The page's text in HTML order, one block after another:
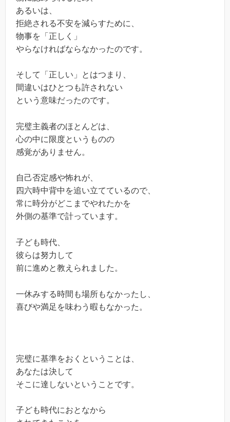
あるいは、
拒絶される不安を減らすために、
物事を「正しく」
やらなければならなかったのです。
そして「正しい」とはつまり、
間違いはひとつも許されない
という意味だったのです。
完璧主義者のほとんどは、
心の中に限度というものの
感覚がありません。
自己否定感や怖れが、
四六時中背中を追い立てているので、
常に時分がどこまでやれたかを
外側の基準で計っています。
子ども時代、
彼らは努力して
前に進めと教えられました。
一休みする時間も場所もなかったし、
喜びや満足を味わう暇もなかった。
完璧に基準をおくということは、
あなたは決して
そこに達しないということです。
子ども時代におとなから